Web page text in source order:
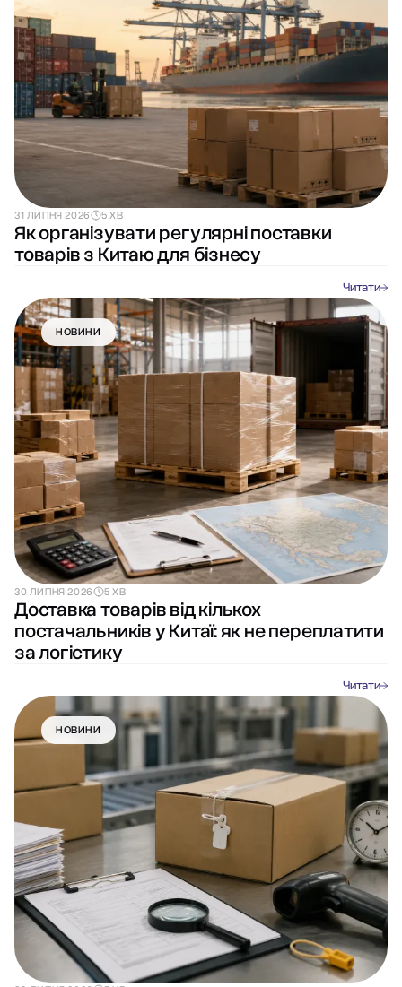
31 ЛИПНЯ 2026 5 ХВ
Як організувати регулярні поставки
товарів з Китаю для бізнесу
Читати
НОВИНИ
30 ЛИПНЯ 2026 5 ХВ
Доставка товарів від кількох
постачальників у Китаї: як не переплатити
за логістику
Читати
НОВИНИ